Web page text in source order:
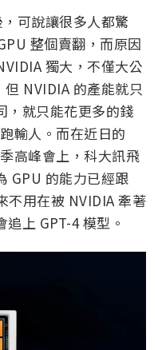
可說讓很多人都驚
整個賣翻，而原因
獨大，不僅大公
NVIDIA 的產能就只
，就只能花更多的錢
輸人。而在近日的
高峰會上，科大訊飛
GPU 的能力已經跟
不用在被 NVIDIA 牽著
上 GPT-4 模型。